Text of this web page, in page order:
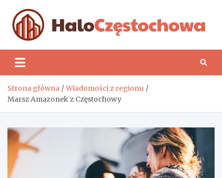
content
Strona główna
Wiadomości z regionu
Marsz Amazonek z Częstochowy